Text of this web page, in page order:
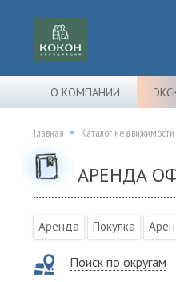
О КОМПАНИИ
Главная Каталог недвижимости
АРЕНДА
Аренда Покупка
Поиск по округам